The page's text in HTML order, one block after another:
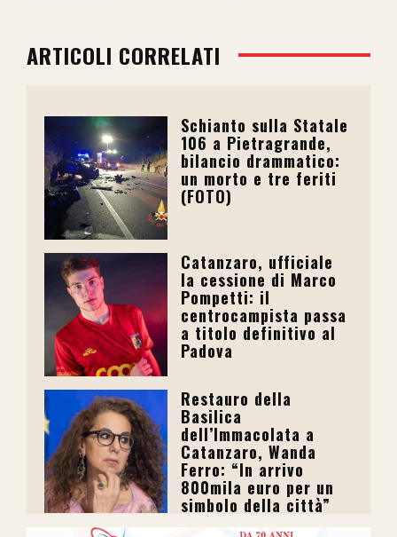
ARTICOLI CORRELATI
Schianto sulla Statale
106 a Pietragrande,
bilancio drammatico:
un morto e tre feriti
(FOTO)
Catanzaro, ufficiale
la cessione di Marco
Pompetti: il
centrocampista passa
a titolo definitivo al
Padova
Restauro della
Basilica
dell’Immacolata a
Catanzaro, Wanda
Ferro: “In arrivo
800mila euro per un
simbolo della città”